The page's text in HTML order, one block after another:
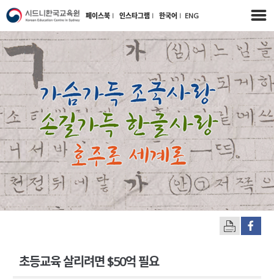
페이스북 l 인스타그램 l 한국어 l ENG
초등교육 살리려면 $50억 필요